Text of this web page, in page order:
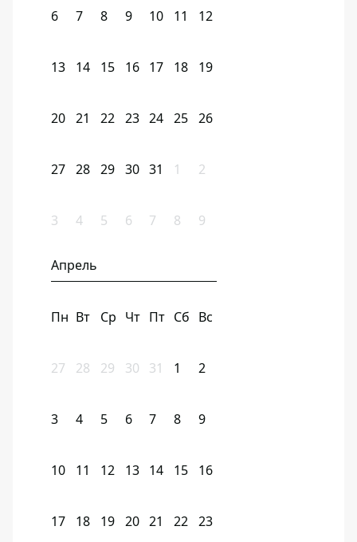
6 7 8 9 10 11 12
13 14 15 16 17 18 19
20 21 22 23 24 25 26
27 28 29 30 31 1 2
3 4 5 6 7 8 9
Апрель
Пн Вт Ср Чт Пт Сб Вс
27 28 29 30 31 1 2
3 4 5 6 7 8 9
10 11 12 13 14 15 16
17 18 19 20 21 22 23